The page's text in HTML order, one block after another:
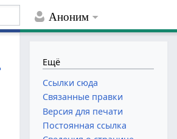
Аноним
Ещё
Ссылки сюда
Связанные правки
Версия для печати
Постоянная ссылка